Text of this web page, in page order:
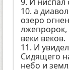
10. а
озеро
лжепророк,
веки веков.
11. И
Сидящего
небо и